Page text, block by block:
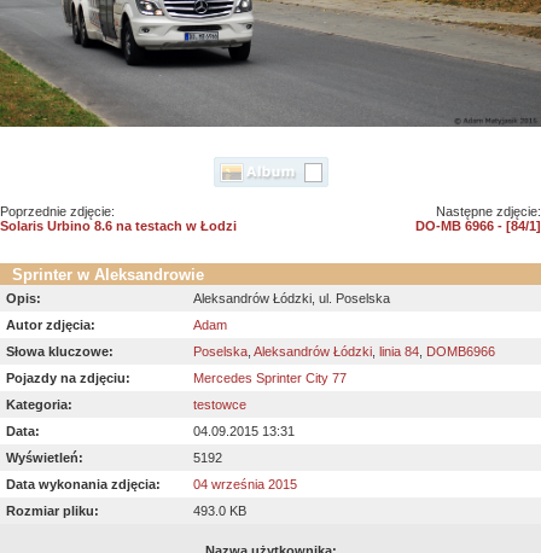
Poprzednie zdjęcie:
Solaris Urbino 8.6 na testach w Łodzi
Następne zdjęcie:
DO-MB 6966 - [84/1]
Sprinter w Aleksandrowie
Opis:
Aleksandrów Łódzki, ul. Poselska
Autor zdjęcia:
Adam
Słowa kluczowe:
Poselska Aleksandrów Łódzki linia 84 DOMB6966
Pojazdy na zdjęciu:
Mercedes Sprinter City 77
Kategoria:
testowce
Data:
04.09.2015 13:31
Wyświetleń:
5192
Data wykonania zdjęcia:
04 września 2015
Rozmiar pliku:
493.0 KB